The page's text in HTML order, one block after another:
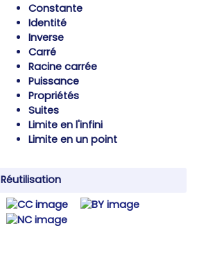
Constante
Identité
Inverse
Carré
Racine carrée
Puissance
Propriétés
Suites
Limite en l'infini
Limite en un point
Réutilisation